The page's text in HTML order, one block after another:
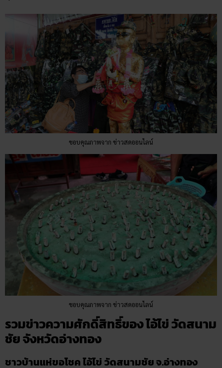
ขอบคุณภาพจาก ข่าวสดออนไลน์
ขอบคุณภาพจาก ข่าวสดออนไลน์
รวมข่าวความศักดิ์สิทธิ์ของ ไอ้ไข่ วัดสนาม
ชัย จังหวัดอ่างทอง
ชาวบ้านแห่ขอโชค ไอ้ไข่ วัดสนามชัย จ.อ่างทอง